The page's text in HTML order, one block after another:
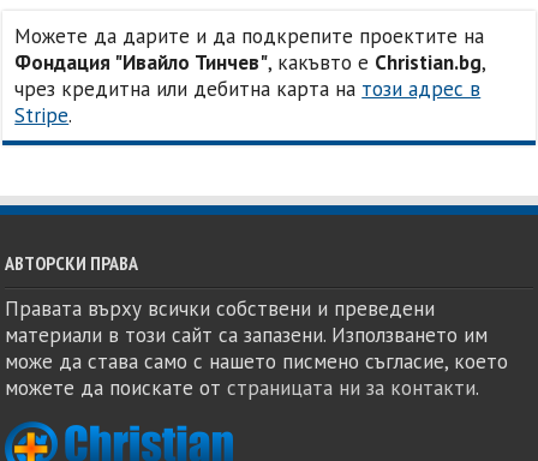
Можете да дарите и да подкрепите проектите на
Фондация "Ивайло Тинчев", какъвто е Christian.bg,
чрез кредитна или дебитна карта на този адрес в
Stripe.
АВТОРСКИ ПРАВА
Правата върху всички собствени и преведени
материали в този сайт са запазени. Използването им
може да става само с нашето писмено съгласие, което
можете да поискате отстраницата ни за контакти.